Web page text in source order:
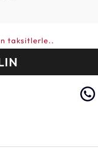
taksitlerle..
ALIN